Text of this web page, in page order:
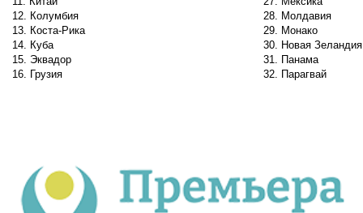
12. Колумбия
13. Коста-Рика
14. Куба
15. Эквадор
16. Грузия
28. Молдавия
29. Монако
30. Новая Зеландия
31. Панама
32. Парагвай